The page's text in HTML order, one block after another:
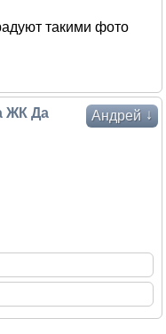
такими фото
Андрей ↓
ЖК Да